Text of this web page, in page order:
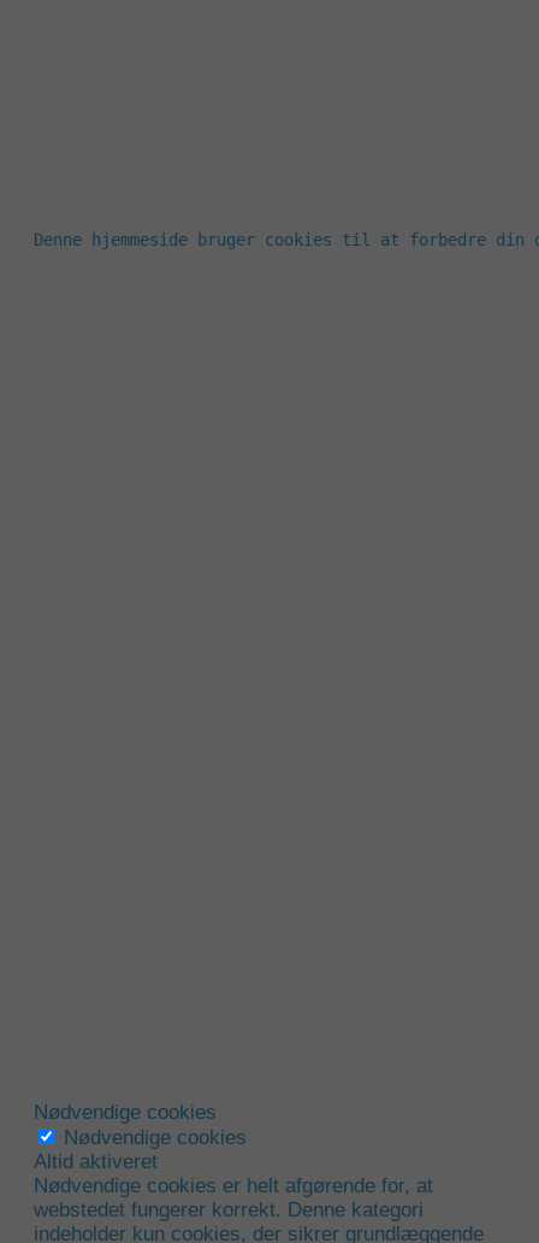
Denne hjemmeside bruger cookies til at forbedre
Nødvendige cookies
Nødvendige cookies
Altid aktiveret
Nødvendige cookies er helt afgørende for, at
webstedet fungerer korrekt. Denne kategori
indeholder kun cookies, der sikrer grundlæggende